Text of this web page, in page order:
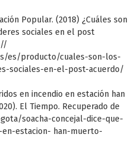
Popular. (2018) ¿Cuáles son
sociales en el post
es/producto/cuales-son-los-
sociales-en-el-post-acuerdo/
en incendio en estación han
El Tiempo. Recuperado de
soacha-concejal-dice-que-
estacion- han-muerto-